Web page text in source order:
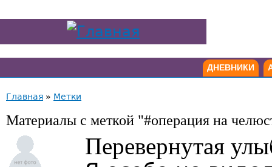
ДНЕВНИКИ
Главная » Метки
Материалы с меткой "#операция на
Перевернутая